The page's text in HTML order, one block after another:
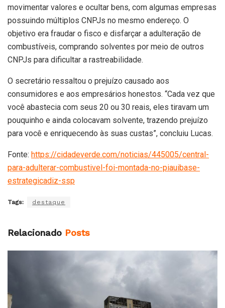
movimentar valores e ocultar bens, com algumas empresas
possuindo múltiplos CNPJs no mesmo endereço. O
objetivo era fraudar o fisco e disfarçar a adulteração de
combustíveis, comprando solventes por meio de outros
CNPJs para dificultar a rastreabilidade.
O secretário ressaltou o prejuízo causado aos
consumidores e aos empresários honestos. “Cada vez que
você abastecia com seus 20 ou 30 reais, eles tiravam um
pouquinho e ainda colocavam solvente, trazendo prejuízo
para você e enriquecendo às suas custas”, concluiu Lucas.
Fonte: https://cidadeverde.com/noticias/445005/central-
para-adulterar-combustivel-foi-montada-no-piauibase-
estrategicadiz-ssp
Tags: destaque
Relacionado Posts